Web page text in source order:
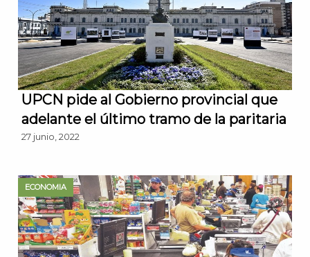
UPCN pide al Gobierno provincial que
adelante el último tramo de la paritaria
27 junio, 2022
ECONOMIA